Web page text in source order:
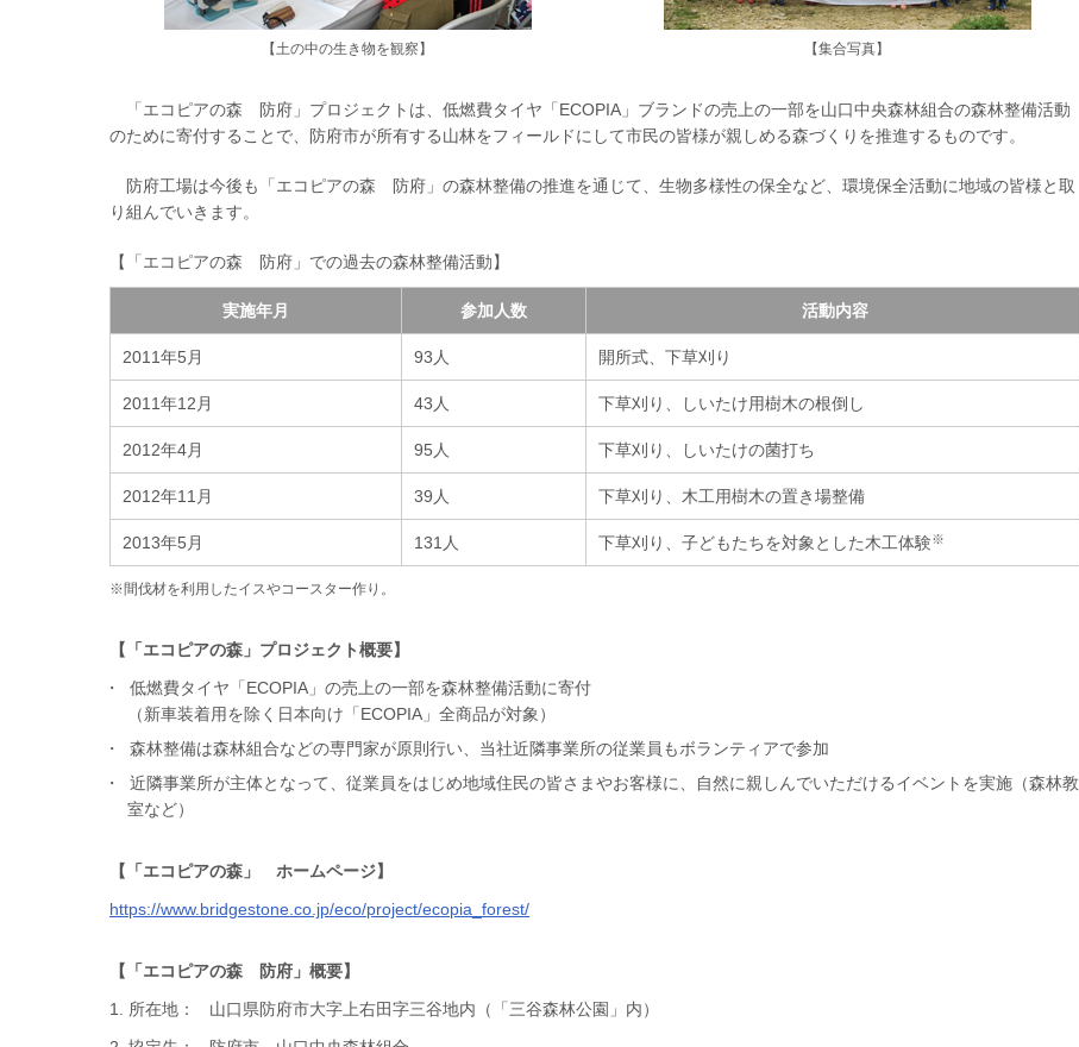
【土の中の生き物を観察】 【集合写真】
「エコピアの森 防府」プロジェクトは、低燃費タイヤ「ECOPIA」ブランドの売上の一部を山口中央森林組合の森林整備活動
のために寄付することで、防府市が所有する山林をフィールドにして市民の皆様が親しめる森づくりを推進するものです。
防府工場は今後も「エコピアの森 防府」の森林整備の推進を通じて、生物多様性の保全など、環境保全活動に地域の皆様と取
り組んでいきます。
【「エコピアの森 防府」での過去の森林整備活動】
実施年月 参加人数 活動内容
2011年5月 93人 開所式、下草刈り
2011年12月 43人 下草刈り、しいたけ用樹木の根倒し
2012年4月 95人 下草刈り、しいたけの菌打ち
2012年11月 39人 下草刈り、木工用樹木の置き場整備
2013年5月 131人 下草刈り、子どもたちを対象とした木工体験※
※間伐材を利用したイスやコースター作り。
【「エコピアの森」プロジェクト概要】
低燃費タイヤ「ECOPIA」の売上の一部を森林整備活動に寄付
（新車装着用を除く日本向け「ECOPIA」全商品が対象）
森林整備は森林組合などの専門家が原則行い、当社近隣事業所の従業員もボランティアで参加
近隣事業所が主体となって、従業員をはじめ地域住民の皆さまやお客様に、自然に親しんでいただけるイベントを実施（森林教
室など）
【「エコピアの森」 ホームページ】
https://www.bridgestone.co.jp/eco/project/ecopia_forest/
【「エコピアの森 防府」概要】
1. 所在地：
山口県防府市大字上右田字三谷地内（「三谷森林公園」内）